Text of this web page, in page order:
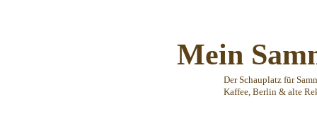
Mein
Der Schauplatz für
Kaffee, Berlin & alte